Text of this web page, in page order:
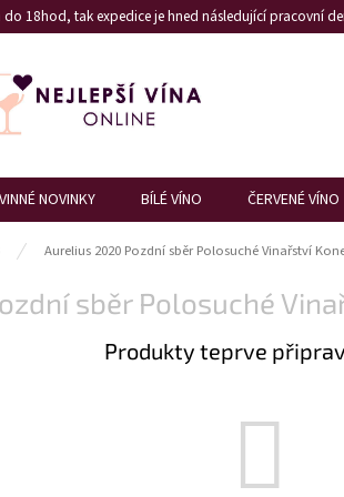
18hod, tak expedice je hned následující pracovní
VINNÉ NOVINKY BÍLÉ VÍNO ČERVENÉ VÍNO
Aurelius 2020 Pozdní sběr Polosuché Vinařství
sběr Polosuché
Produkty teprve